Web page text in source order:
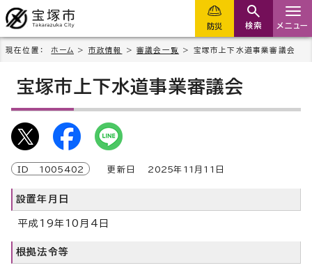
防災 検索 メニュー
現在位置： ホーム > 市政情報 >審議会一覧 > 宝塚市上下水道事業審議会
宝塚市上下水道事業審議会
ID 1005402 更新日 2025年 11 月 11 日
設置年月日
平成19年10月4日
根拠法令等